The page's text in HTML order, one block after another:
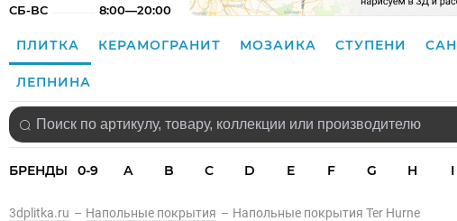
СБ-ВС
8:00—20:00
ПЛИТКА КЕРАМОГРАНИТ МОЗАИКА СТУПЕНИ
ЛЕПНИНА
БРЕНДЫ 0-9 A B C D E F G H I
3dplitka.ru – Напольные покрытия – Напольные покрытия Ter Hurne